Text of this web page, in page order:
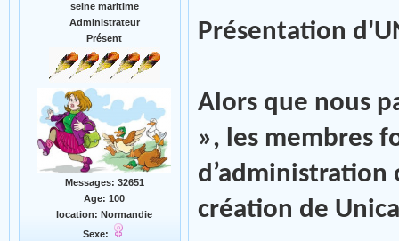
seine maritime
Administrateur
Présent
Messages: 32651
Age: 100
location: Normandie
Sexe:
Présentation
Alors que nous
», les membres
d’administration
création de